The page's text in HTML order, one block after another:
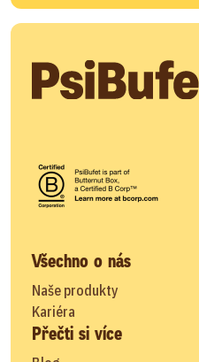
Všechno o nás
Naše produkty
Kariéra
Přečti si více